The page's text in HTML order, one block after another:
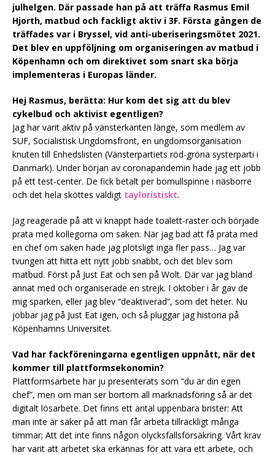
julhelgen. Där passade han på att träffa Rasmus Emil
Hjorth, matbud och fackligt aktiv i 3F. Första gången de
träffades var i Bryssel, vid anti-uberiseringsmötet 2021.
Det blev en uppföljning om organiseringen av matbud i
Köpenhamn och om direktivet som snart ska börja
implementeras i Europas länder.
Hej Rasmus, berätta: Hur kom det sig att du blev
cykelbud och aktivist egentligen?
Jag har varit aktiv på vänsterkanten länge, som medlem av
SUF, Socialistisk Ungdomsfront, en ungdomsorganisation
knuten till Enhedslisten (Vänsterpartiets röd-gröna systerparti i
Danmark). Under början av coronapandemin hade jag ett jobb
på ett test-center. De fick betalt per bomullspinne i näsborre
och det hela sköttes väldigt tayloristiskt.
Jag reagerade på att vi knappt hade toalett-raster och började
prata med kollegorna om saken. När jag bad att få prata med
en chef om saken hade jag plötsligt inga fler pass… Jag var
tvungen att hitta ett nytt jobb snabbt, och det blev som
matbud. Först på Just Eat och sen på Wolt. Där var jag bland
annat med och organiserade en strejk. I oktober i år gav de
mig sparken, eller jag blev “deaktiverad”, som det heter. Nu
jobbar jag på Just Eat igen, och så pluggar jag historia på
Köpenhamns Universitet.
Vad har fackföreningarna egentligen uppnått, när det
kommer till plattformsekonomin?
Plattformsarbete har ju presenterats som “du är din egen
chef”, men om man ser bortom all marknadsföring så är det
digitalt lösarbete. Det finns ett antal uppenbara brister: Att
man inte är säker på att man får arbeta tillräckligt många
timmar; Att det inte finns någon olycksfallsförsäkring. Vårt krav
har varit att arbetet ska erkännas för att vara ett arbete, och